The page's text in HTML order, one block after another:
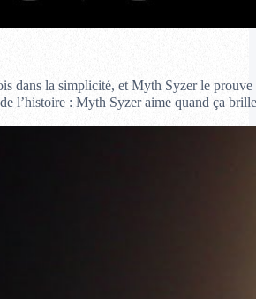
dans la simplicité, et Myth Syzer le
l’histoire : Myth Syzer aime quand ça